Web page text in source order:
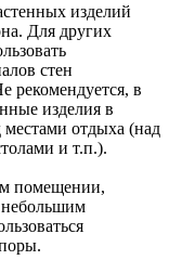
изделий
Для других
стен
рекомендуется, в
изделия в
местами отдыха (над
и т.п.).
помещении,
небольшим